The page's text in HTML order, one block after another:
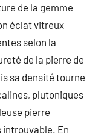
de la gemme
éclat vitreux
selon la
de la pierre de
sa densité tourne
plutoniques
pierre
introuvable. En